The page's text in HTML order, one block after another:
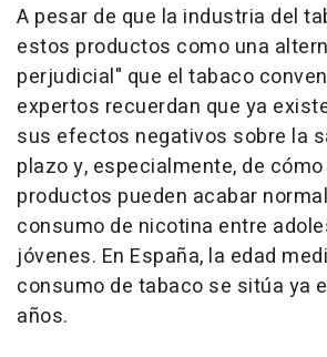
A pesar de que la industria del
estos productos como una
perjudicial" que el tabaco
expertos recuerdan que ya
sus efectos negativos sobre la
plazo y, especialmente, de
productos pueden acabar
consumo de nicotina entre
jóvenes. En España, la edad
consumo de tabaco se sitúa ya
años.